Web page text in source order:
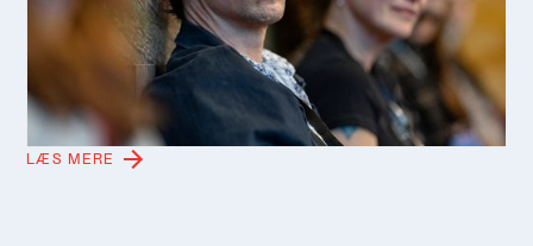
forandring til tekst
Videnskab, lokal viden og personlige fortællinger kan
mødes i litterær refleksion. Det viste forfatter Peder
Frederik Jensen, da han omsatte en dag om havet i
forandring i Videnskabernes Selskab til én tekst.
LÆS MERE